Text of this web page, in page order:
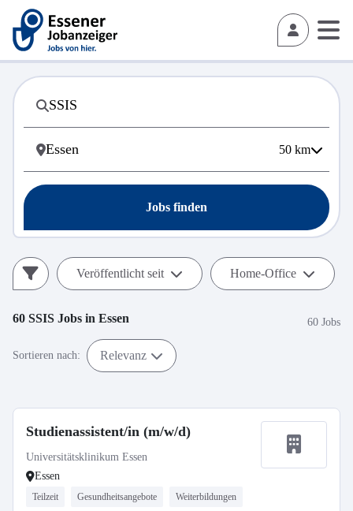
50 km
Jobs finden
Veröffentlicht seit Home-Office
60 SSIS Jobs in Essen 60 Jobs
Sortieren nach: Relevanz
Studienassistent/in (m/w/d)
Universitätsklinikum Essen
Essen
Teilzeit Gesundheitsangebote Weiterbildungen